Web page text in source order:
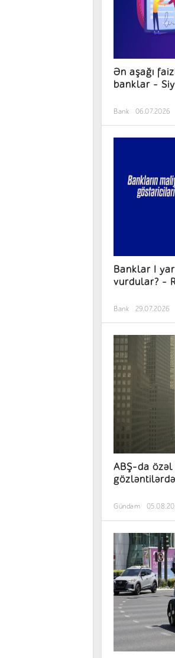
Ən aşağı
banklar –
Bank 06.07.2026
Banklar I
vurdular? –
Bank 29.07.2026
ABŞ-da
Gündəm